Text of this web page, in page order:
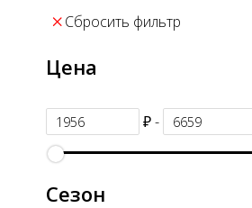
Сбросить фильтр
Цена
₽ -
Сезон